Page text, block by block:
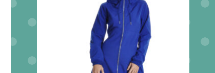
optie
kan
gekozen
worden